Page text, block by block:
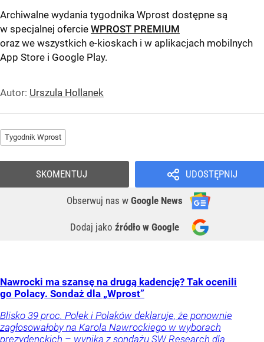
Archiwalne wydania tygodnika Wprost dostępne są
w specjalnej ofercie WPROST PREMIUM
oraz we wszystkich e-kioskach i w aplikacjach mobilnych
App Store i Google Play.
Autor: Urszula Hollanek
Tygodnik Wprost
UDOSTĘPNIJ
Obserwuj nas w Google News
Dodaj jako źródło w Google
SKOMENTUJ
Nawrocki ma szansę na drugą kadencję? Tak ocenili
go Polacy. Sondaż dla „Wprost”
Blisko 39 proc. Polek i Polaków deklaruje, że ponownie
zagłosowałoby na Karola Nawrockiego w wyborach
prezydenckich – wynika z sondażu SW Research dla